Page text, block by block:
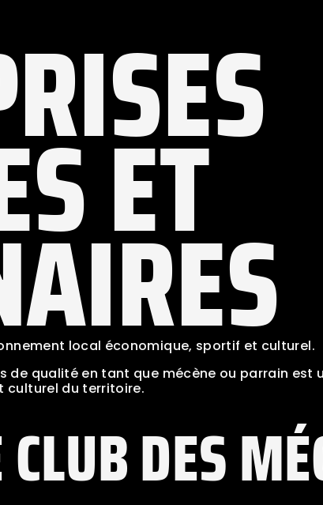
ET
local économique, sportif et culturel.
qualité en tant que mécène ou parrain est
culturel du territoire.
DES